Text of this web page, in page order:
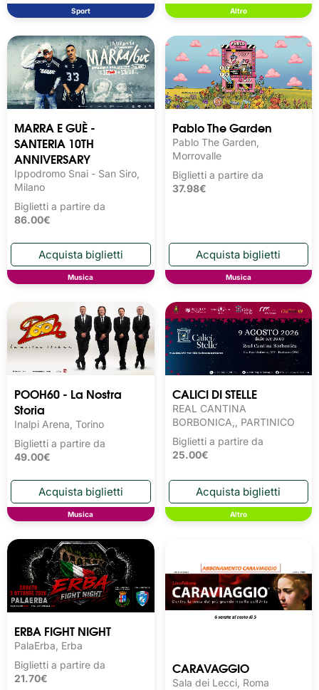
Sport Altro
MARRA E GUÈ -
SANTERIA 10TH
ANNIVERSARY
Ippodromo Snai - San Siro,
Milano
Biglietti a partire da
86.00€
Musica
Pablo The Garden
Pablo The Garden,
Morrovalle
Biglietti a partire da
37.98€
Musica
POOH60 - La Nostra
Storia
Inalpi Arena, Torino
Biglietti a partire da
49.00€
Musica
CALICI DI STELLE
REAL CANTINA
BORBONICA,, PARTINICO
Biglietti a partire da
25.00€
Altro
ERBA FIGHT NIGHT
PalaErba, Erba
Biglietti a partire da
21.70€
CARAVAGGIO
Sala dei Lecci, Roma